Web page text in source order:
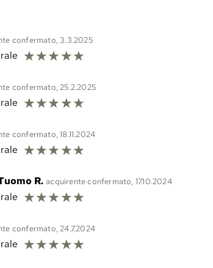
confermato, 3.3.2025
☆☆☆☆☆
confermato, 25.2.2025
☆☆☆☆☆
confermato, 18.11.2024
☆☆☆☆☆
R. acquirente confermato, 17.10.2024
☆☆☆☆☆
confermato, 24.7.2024
☆☆☆☆☆